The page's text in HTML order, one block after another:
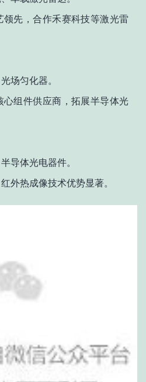
领先，合作禾赛科技等激光雷
场匀化器。
心组件供应商，拓展半导体光
导体光电器件。
红外热成像技术优势显著。